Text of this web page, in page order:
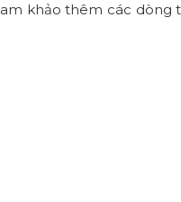
khảo thêm các dòng